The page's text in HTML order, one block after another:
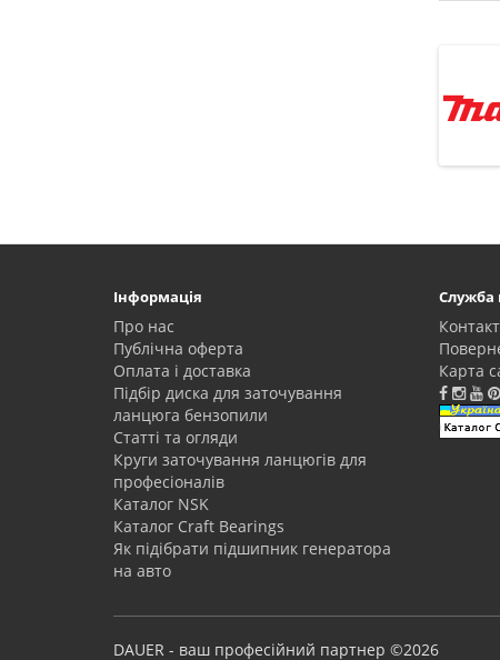
Інформація
Про нас
Публічна оферта
Оплата і доставка
Підбір диска для заточування
ланцюга бензопили
Статті та огляди
Круги заточування ланцюгів для
професіоналів
Каталог NSK
Каталог Craft Bearings
Як підібрати підшипник генератора
на авто
Служба
Карта
DAUER - ваш професійний партнер ©2026